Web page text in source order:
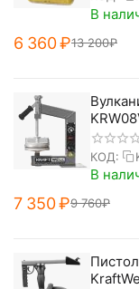
В
6 360₽13 200₽
КОД:
В
7 350₽9 760₽